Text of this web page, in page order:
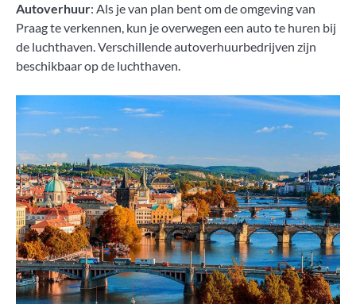
Autoverhuur: Als je van plan bent om de omgeving van
Praag te verkennen, kun je overwegen een auto te huren bij
de luchthaven. Verschillende autoverhuurbedrijven zijn
beschikbaar op de luchthaven.